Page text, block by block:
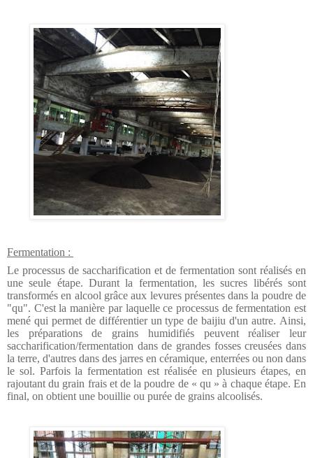
Fermentation :
Le processus de saccharification et de fermentation sont réalisés en
une seule étape. Durant la fermentation, les sucres libérés sont
transformés en alcool grâce aux levures présentes dans la poudre de
"qu". C'est la manière par laquelle ce processus de fermentation est
mené qui permet de différentier un type de baijiu d'un autre. Ainsi,
les préparations de grains humidifiés peuvent réaliser leur
saccharification/fermentation dans de grandes fosses creusées dans
la terre, d'autres dans des jarres en céramique, enterrées ou non dans
le sol. Parfois la fermentation est réalisée en plusieurs étapes, en
rajoutant du grain frais et de la poudre de « qu » à chaque étape. En
final, on obtient une bouillie ou purée de grains alcoolisés.